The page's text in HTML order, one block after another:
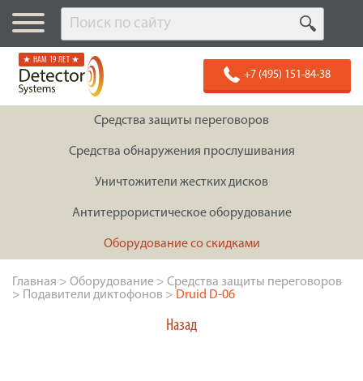
★ НАМ 19 ЛЕТ ★
+7 (495) 151-84-38
Средства защиты переговоров
Средства обнаружения прослушивания
Уничтожители жестких дисков
Антитеррористическое оборудование
Оборудование со скидками
Главная > Оборудование > Средства защиты переговоров
> Подавители диктофонов > Druid D-06
Назад